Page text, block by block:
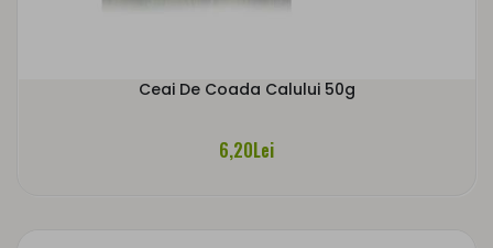
Ceai De Coada Calului 50g
6,20Lei